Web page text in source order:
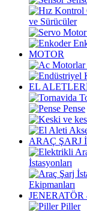
ve Sürücüler
MOTOR
EL
Pense
ARAÇ ŞARJ
İstasyonları
Ekipmanları
JENERATÖR
Piller